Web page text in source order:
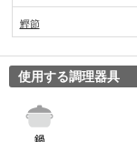
鰹節
使用する調理器具